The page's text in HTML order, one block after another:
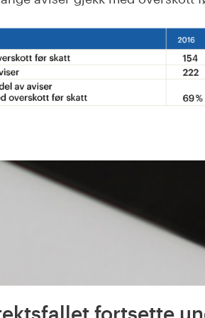
fortsette